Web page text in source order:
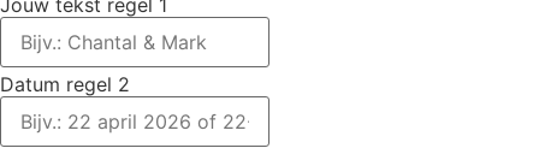
Datum regel 2